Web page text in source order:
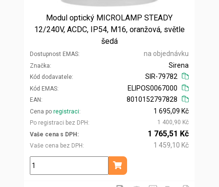
Modul optický MICROLAMP STEADY
12/240V, ACDC, IP54, M16, oranžová, světle
šedá
Dostupnost EMAS na objednávku
Značka
Kód dodavatele
Sirena
SIR-79782
Kód EMAS
EAN
ELIPOS0067000
8010152797828
Cena po registraci
Po registraci bez DPH
1 695,09 Kč
1 400,90 Kč
Vaše cena s DPH
Vaše cena bez DPH
1 765,51 Kč
1 459,10 Kč
ks
Přidat do košíku